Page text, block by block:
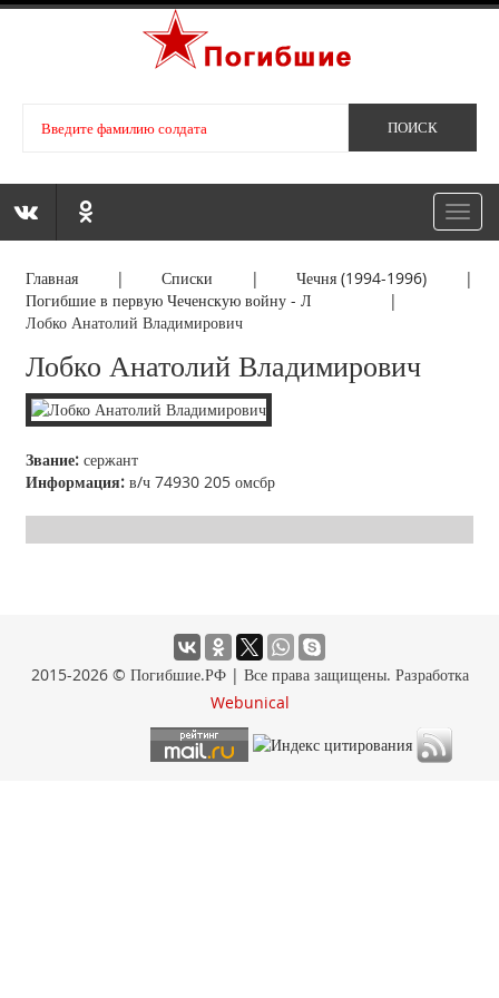
Главная |Списки |Чечня (1994-1996) |
Погибшие в первую Чеченскую войну - Л |
Лобко Анатолий Владимирович
Лобко Анатолий Владимирович
Звание: сержант
Информация: в/ч 74930 205 омсбр
2015-2026 © Погибшие.РФ | Все права защищены. Разработка
Webunical